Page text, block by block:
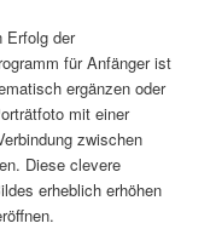
Erfolg der
für Anfänger ist
ergänzen oder
mit einer
zwischen
Diese clevere
erheblich erhöhen